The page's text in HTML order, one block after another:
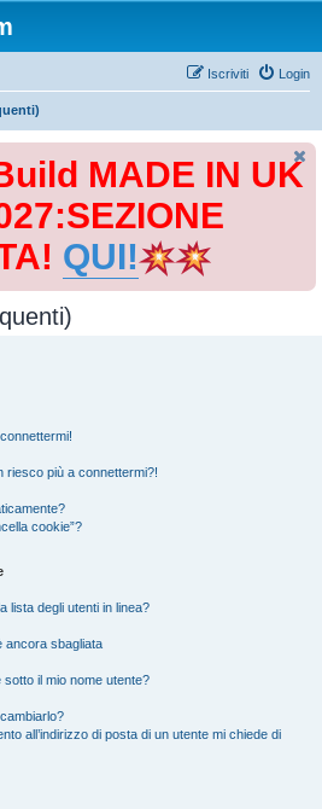
Login
Iscriviti
MADE IN UK
QUI!
riesco più a connettermi?!
cookie”?
lista degli utenti in linea?
ancora sbagliata
sotto il mio nome utente?
all’indirizzo di posta di un utente mi chiede di